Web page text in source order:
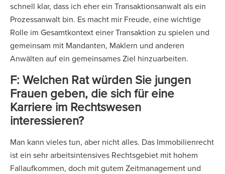
schnell klar, dass ich eher ein Transaktionsanwalt als ein
Prozessanwalt bin. Es macht mir Freude, eine wichtige
Rolle im Gesamtkontext einer Transaktion zu spielen und
gemeinsam mit Mandanten, Maklern und anderen
Anwälten auf ein gemeinsames Ziel hinzuarbeiten.
F: Welchen Rat würden Sie jungen
Frauen geben, die sich für eine
Karriere im Rechtswesen
interessieren?
Man kann vieles tun, aber nicht alles. Das Immobilienrecht
ist ein sehr arbeitsintensives Rechtsgebiet mit hohem
Fallaufkommen, doch mit gutem Zeitmanagement und